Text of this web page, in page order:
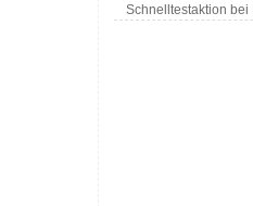
Schnelltestaktion bei